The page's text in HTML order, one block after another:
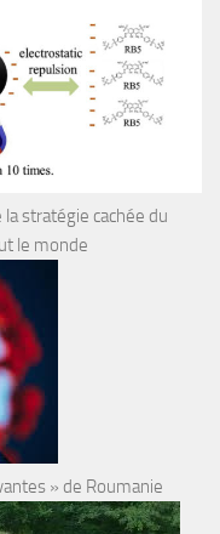
la stratégie cachée du
le monde
» de Roumanie